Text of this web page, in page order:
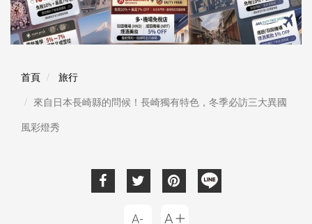
首頁
旅行
來自日本長崎縣的問候！長崎獨有特色，冬季必訪三大異國
風彩燈秀